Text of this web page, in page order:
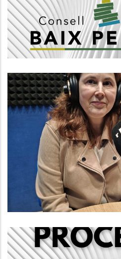
Altres
Baix Penedès Al
Anan Mañé,
L’Oficina
Consumidor Del
Del Baix
Altres